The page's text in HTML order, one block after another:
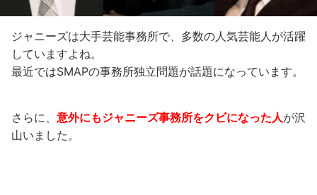
ジャニーズは大手芸能事務所で、多数の人気芸能人が活躍
していますよね。
最近ではSMAPの事務所独立問題が話題になっています。
さらに、 意外にもジャニーズ事務所をクビになった人が沢
山いました。